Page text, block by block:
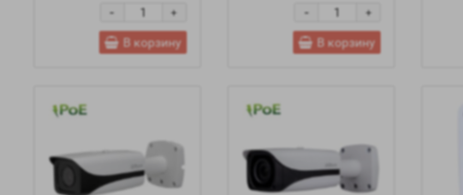
+
-
В корзину
+
-
В корзину